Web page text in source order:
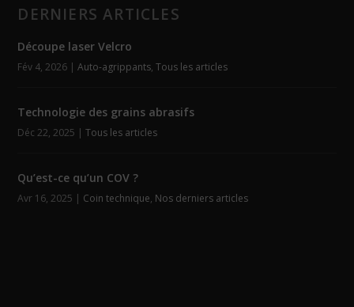
DERNIERS ARTICLES
Découpe laser Velcro
Fév 4, 2026 |Auto-agrippants,Tous les articles
Technologie des grains abrasifs
Déc 22, 2025 |Tous les articles
Qu’est-ce qu’un COV ?
Avr 16, 2025 | Coin technique, Nos derniers articles